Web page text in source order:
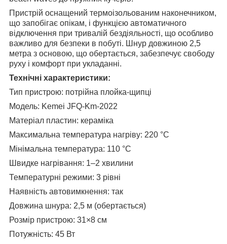
Пристрій оснащений термоізольованим наконечником,
що запобігає опікам, і функцією автоматичного
відключення при тривалій бездіяльності, що особливо
важливо для безпеки в побуті. Шнур довжиною 2,5
метра з основою, що обертається, забезпечує свободу
руху і комфорт при укладанні.
Технічні характеристики:
Тип пристрою: потрійна плойка-щипці
Модель: Kemei JFQ-Km-2022
Матеріал пластин: кераміка
Максимальна температура нагріву: 220 °C
Мінімальна температура: 110 °C
Швидке нагрівання: 1–2 хвилини
Температурні режими: 3 рівні
Наявність автовимкнення: так
Довжина шнура: 2,5 м (обертається)
Розмір пристрою: 31×8 см
Потужність: 45 Вт